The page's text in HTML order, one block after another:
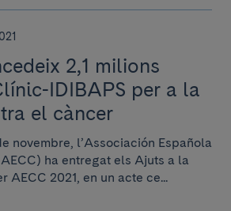
2,1 milions
IDIBAPS per a la
el càncer
novembre, l’Associación Española
ha entregat els Ajuts a la
AECC 2021, en un acte ce...